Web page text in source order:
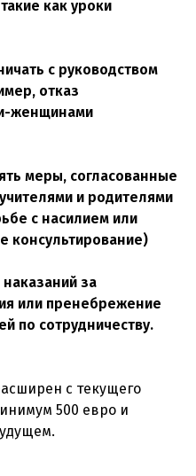
как уроки
с руководством
отказ
женщинами
меры, согласованные
и родителями
с насилием или
консультирование)
за
или пренебрежение
по сотрудничеству.
с текущего
500 евро и